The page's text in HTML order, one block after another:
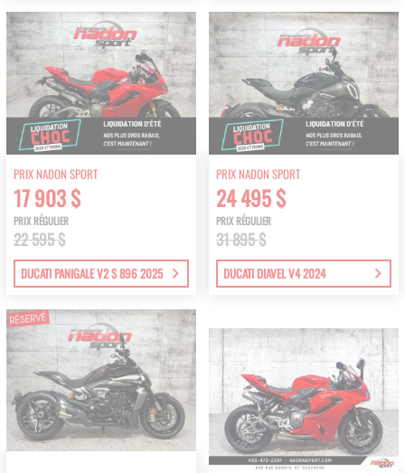
PRIX NADON SPORT
17 903 $
PRIX RÉGULIER
22 595 $
DUCATI PANIGALE V2 S 896 2025
PRIX NADON SPORT
24 495 $
PRIX RÉGULIER
31 895 $
DUCATI DIAVEL V4 2024